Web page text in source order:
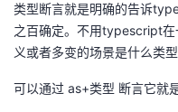
类型断言就是明确的告诉
之百确定。不用typescript在
义或者多变的场景是什么类型
可以通过 as+类型 断言它就